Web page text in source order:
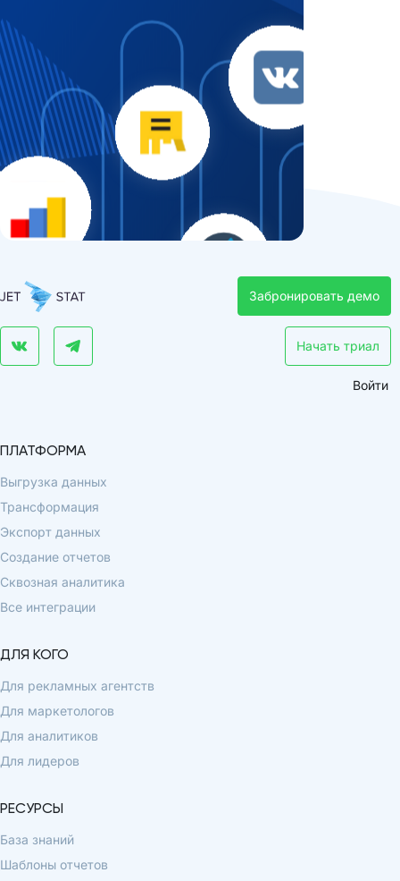
Забронировать демо
Начать триал
Войти
ПЛАТФОРМА
Выгрузка данных
Трансформация
Экспорт данных
Создание отчетов
Сквозная аналитика
Все интеграции
ДЛЯ КОГО
Для рекламных агентств
Для маркетологов
Для аналитиков
Для лидеров
РЕСУРСЫ
База знаний
Шаблоны отчетов